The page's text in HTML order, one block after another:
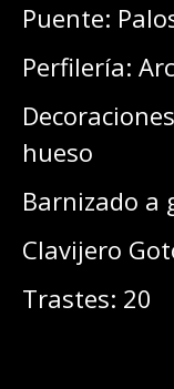
Puente:
Perfilería:
hueso
Barnizado a
Clavijero
Trastes: 20